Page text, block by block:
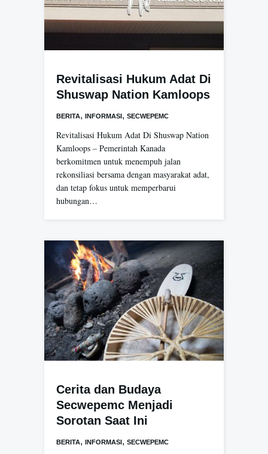
Revitalisasi Hukum Adat Di
Shuswap Nation Kamloops
BERITA, INFORMASI , SECWEPEMC
Revitalisasi Hukum Adat Di Shuswap Nation
Kamloops – Pemerintah Kanada
berkomitmen untuk menempuh jalan
rekonsiliasi bersama dengan masyarakat adat,
dan tetap fokus untuk memperbarui
hubungan…
Cerita dan Budaya
Secwepemc Menjadi
Sorotan Saat Ini
BERITA, INFORMASI, SECWEPEMC